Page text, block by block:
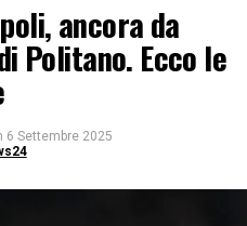
ancora da
Politano. Ecco le
6 Settembre 2025